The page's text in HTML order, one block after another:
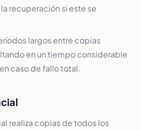
recuperación si este se
largos entre copias
en un tiempo considerable
caso de fallo total.
realiza copias de todos los